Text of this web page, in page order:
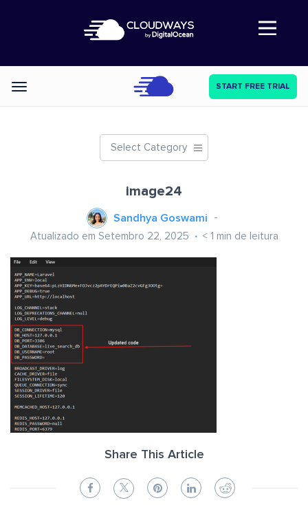
Abre a navegação
Categories START FREE TRIAL
Select Category
image24
Sandhya Goswami
Atualizado em Setembro 22, 2025 < 1 min de leitura
Share This Article